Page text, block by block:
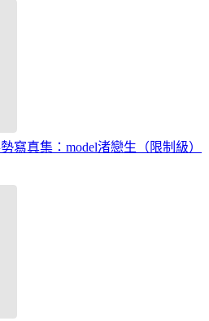
寫真集：model渚戀生（限制級）